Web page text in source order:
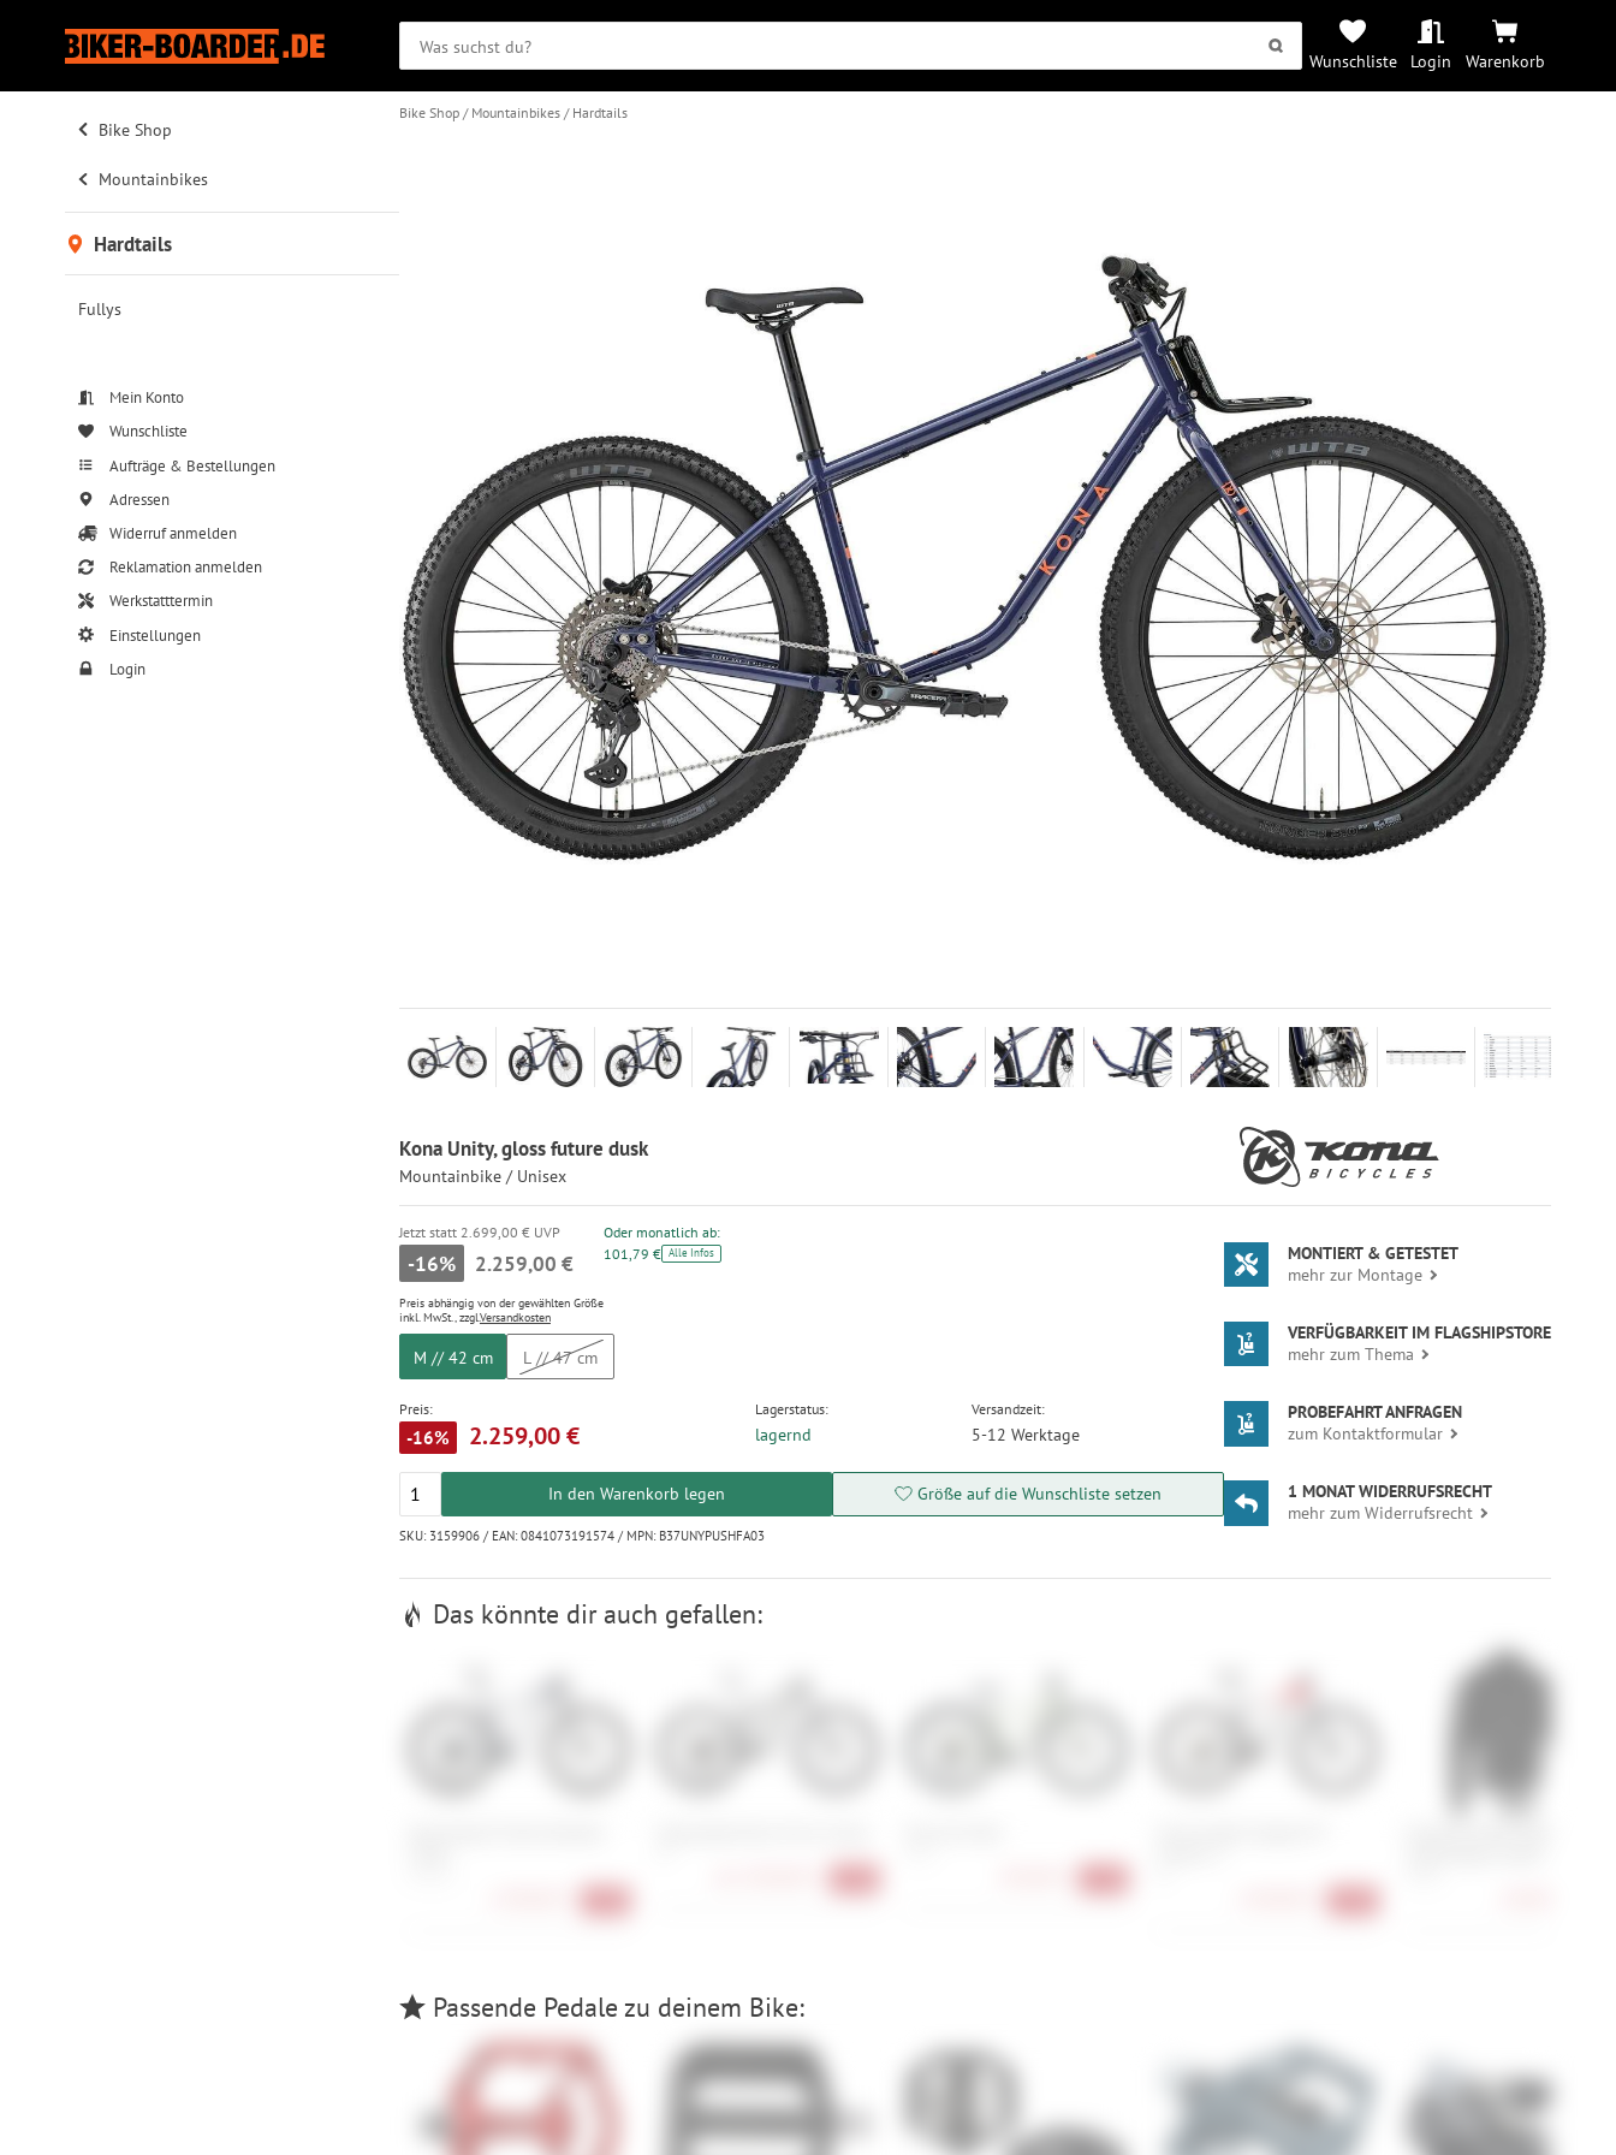
Wunschliste Login Warenkorb
Bike Shop
Mountainbikes
Hardtails
Fullys
Mein Konto
Wunschliste
Aufträge & Bestellungen
Adressen
Widerruf anmelden
Reklamation anmelden
Werkstatttermin
Einstellungen
Login
Bike Shop Mountainbikes Hardtails
Kona Unity, gloss future dusk
Mountainbike / Unisex
Jetzt statt 2.699,00 € UVP
-16% 2.259,00 €
Preis abhängig von der gewählten Größe
inkl. MwSt., zzgl.Versandkosten
Oder monatlich ab:
101,79 € Alle Infos
M // 42 cm L // 47 cm
Preis:
-16% 2.259,00 €
Lagerstatus:
lagernd
Versandzeit:
5-12 Werktage
In den Warenkorb legen Größe auf die Wunschliste setzen
SKU: 3159906 / EAN: 0841073191574 / MPN: B37UNYPUSHFA03
MONTIERT & GETESTET
mehr zur Montage
VERFÜGBARKEIT IM FLAGSHIPSTORE
mehr zum Thema
PROBEFAHRT ANFRAGEN
zum Kontaktformular
1 MONAT WIDERRUFSRECHT
mehr zum Widerrufsrecht
Das könnte dir auch gefallen:
Passende Pedale zu deinem Bike: